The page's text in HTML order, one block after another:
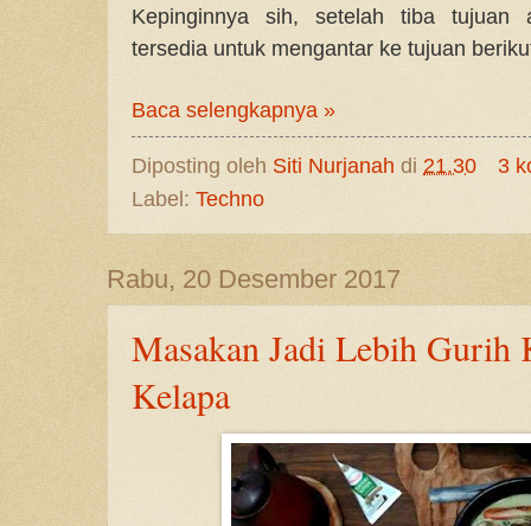
Kepinginnya sih, setelah tiba tujuan
tersedia untuk mengantar ke tujuan
Baca selengkapnya »
Diposting oleh Siti Nurjanah di 21.30
3
Label: Techno
Rabu, 20 Desember 2017
Masakan Jadi Lebih Gurih
Kelapa